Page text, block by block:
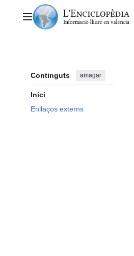
contingutMenú principal
Continguts amagar
Inici
Enllaços externs